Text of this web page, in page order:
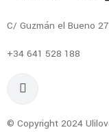
C/ Guzmán el Bueno
+34 641 528 188
© Copyright 2024